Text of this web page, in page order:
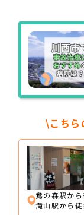
\こちら
鴬の森駅か
滝山駅から